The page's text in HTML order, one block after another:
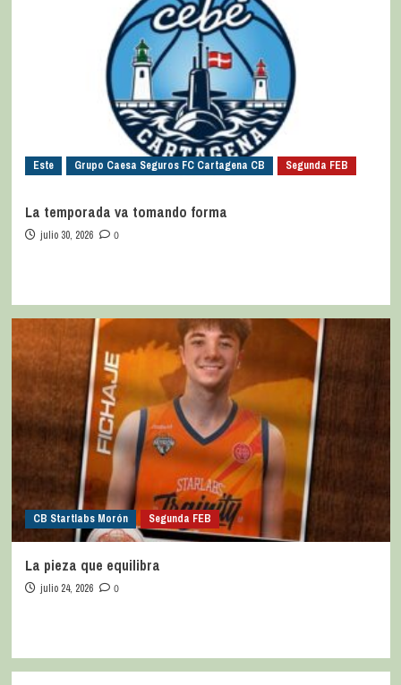
Este Grupo Caesa Seguros FC Cartagena CB Segunda FEB
La temporada va tomando forma
julio 30, 2026 0
CB Startlabs Morón Segunda FEB
La pieza que equilibra
julio 24, 2026 0